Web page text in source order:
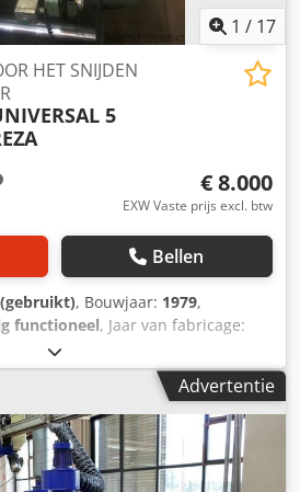
1 / 17
HET SNIJDEN
5
€ 8.000
EXW Vaste prijs excl. btw
Bellen
, Bouwjaar: 1979,
functioneel, Jaar van fabricage:
Dodszktycjpfx Aiysck Breedte:
m/min Maximale diameter van de
600 mm Snijmethode: met mesjes
Advertentie